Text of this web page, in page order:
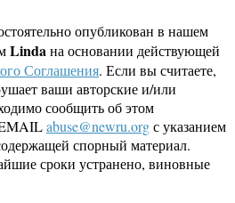
опубликован в нашем
Lindaна основании действующей
Соглашения. Если вы считаете,
ваши авторские и/или
сообщить об этом
abuse@newru.orgс указанием
спорный материал.
сроки устранено, виновные